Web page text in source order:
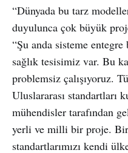
“Dünyada bu tarz
duyulunca çok büyük
“Şu anda sisteme
sağlık tesisimiz var. Bu
problemsiz çalışıyoruz.
Uluslararası standartları
mühendisler tarafından
yerli ve milli bir proje.
standartlarımızı kendi